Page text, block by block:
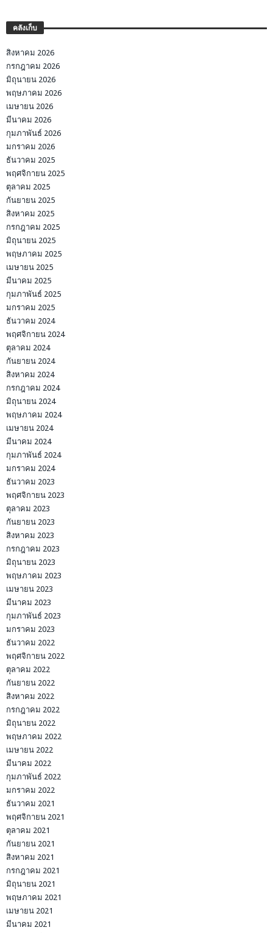
คลังเก็บ
สิงหาคม 2026
กรกฎาคม 2026
มิถุนายน 2026
พฤษภาคม 2026
เมษายน 2026
มีนาคม 2026
กุมภาพันธ์ 2026
มกราคม 2026
ธันวาคม 2025
พฤศจิกายน 2025
ตุลาคม 2025
กันยายน 2025
สิงหาคม 2025
กรกฎาคม 2025
มิถุนายน 2025
พฤษภาคม 2025
เมษายน 2025
มีนาคม 2025
กุมภาพันธ์ 2025
มกราคม 2025
ธันวาคม 2024
พฤศจิกายน 2024
ตุลาคม 2024
กันยายน 2024
สิงหาคม 2024
กรกฎาคม 2024
มิถุนายน 2024
พฤษภาคม 2024
เมษายน 2024
มีนาคม 2024
กุมภาพันธ์ 2024
มกราคม 2024
ธันวาคม 2023
พฤศจิกายน 2023
ตุลาคม 2023
กันยายน 2023
สิงหาคม 2023
กรกฎาคม 2023
มิถุนายน 2023
พฤษภาคม 2023
เมษายน 2023
มีนาคม 2023
กุมภาพันธ์ 2023
มกราคม 2023
ธันวาคม 2022
พฤศจิกายน 2022
ตุลาคม 2022
กันยายน 2022
สิงหาคม 2022
กรกฎาคม 2022
มิถุนายน 2022
พฤษภาคม 2022
เมษายน 2022
มีนาคม 2022
กุมภาพันธ์ 2022
มกราคม 2022
ธันวาคม 2021
พฤศจิกายน 2021
ตุลาคม 2021
กันยายน 2021
สิงหาคม 2021
กรกฎาคม 2021
มิถุนายน 2021
พฤษภาคม 2021
เมษายน 2021
มีนาคม 2021